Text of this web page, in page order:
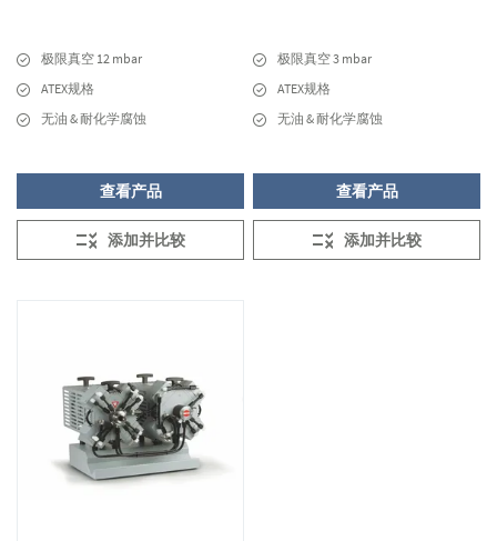
极限真空 12 mbar
ATEX规格
无油 & 耐化学腐蚀
查看产品
添加并比较
极限真空 3 mbar
ATEX规格
无油 & 耐化学腐蚀
查看产品
添加并比较